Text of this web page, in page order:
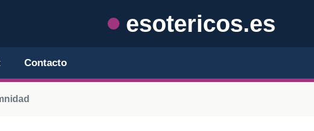
esotericos.es
Contacto